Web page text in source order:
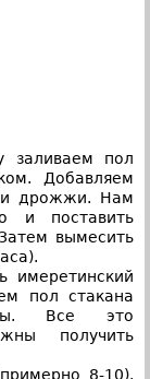
заливаем пол
Добавляем
и дрожжи. Нам
и поставить
вымесить
имеретинский
пол стакана
Все это
получить
8-10).